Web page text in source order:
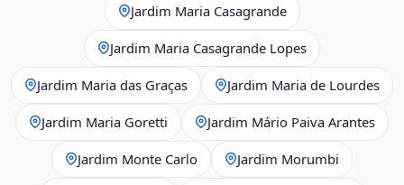
Jardim Maria Casagrande
Jardim Maria Casagrande Lopes
Jardim Maria das Graças Jardim Maria de Lourdes
Jardim Maria Goretti Jardim Mário Paiva Arantes
Jardim Monte Carlo Jardim Morumbi